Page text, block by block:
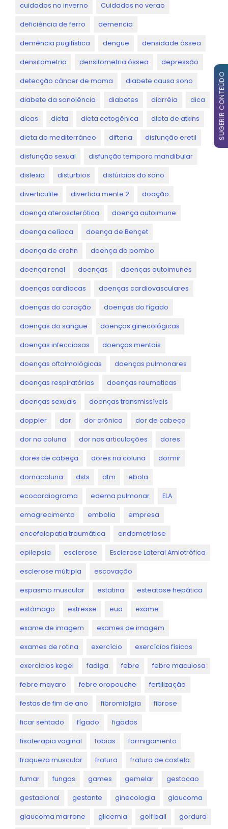
cuidados no inverno Cuidados no verao
deficiência de ferro demencia
demência pugilística dengue densidade óssea
densitometria densitometria óssea depressão
detecção câncer de mama diabete causa sono
diabete da sonolência diabetes diarréia dica
dicas dieta dieta cetogênica dieta de atkins
dieta do mediterrâneo difteria disfunção eretil
disfunção sexual disfunção temporo mandibular
dislexia disturbios distúrbios do sono
diverticulite divertida mente 2 doação
doença aterosclerótica doença autoimune
doença celíaca doença de Behçet
doença de crohn doença do pombo
doença renal doenças doenças autoimunes
doenças cardíacas doenças cardiovasculares
doenças do coração doenças do fígado
doenças do sangue doenças ginecológicas
doenças infecciosas doenças mentais
doenças oftalmológicas doenças pulmonares
doenças respiratórias doenças reumaticas
doenças sexuais doenças transmissíveis
doppler dor dor crônica dor de cabeça
dor na coluna dor nas articulações dores
dores de cabeça dores na coluna dormir
dornacoluna dsts dtm ebola
ecocardiograma edema pulmonar ELA
emagrecimento embolia empresa
encefalopatia traumática endometriose
epilepsia esclerose Esclerose Lateral Amiotrófica
esclerose múltipla escovação
espasmo muscular estatina esteatose hepática
estômago estresse eua exame
exame de imagem exames de imagem
exames de rotina exercício exercícios físicos
exercicios kegel fadiga febre febre maculosa
febre mayaro febre oropouche fertilização
festas de fim de ano fibromialgia fibrose
ficar sentado fígado figados
fisoterapia vaginal fobias formigamento
fraqueza muscular fratura fratura de costela
fumar fungos games gemelar gestacao
gestacional gestante ginecologia glaucoma
glaucoma marrone glicemia golf ball gordura
SUGERIR CONTEÚDO